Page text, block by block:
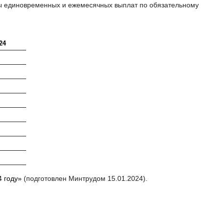
и ежемесячных выплат по обязательному
году» (подготовлен Минтрудом 15.01.2024).